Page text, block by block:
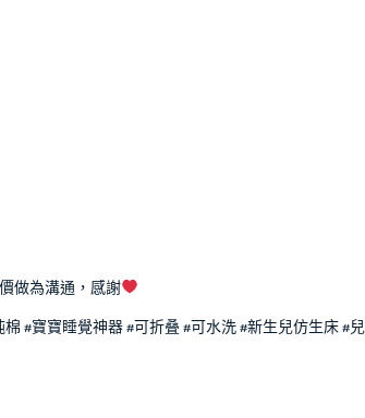
做為溝通，感謝
#寶寶睡覺神器 #可折叠 #可水洗 #新生兒仿生床 #兒